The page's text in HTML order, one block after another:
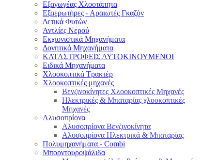
Εξαγωγέας Χλοοτάπητα
Εξαερωτήρες - Αραιωτές Γκαζόν
Δετικά Φυτών
Αντλίες Νερού
Εκχιονιστικά Μηχανήματα
Δονητικά Μηχανήματα
ΚΑΤΑΣΤΡΟΦΕΙΣ ΑΥΤΟΚΙΝΟΥΜΕΝΟΙ
Ειδικά Μηχανήματα
Χλοοκοπτικά Τρακτέρ
Χλοοκοπτικές μηχανές
Βενζινοκίνητες Χλοοκοπτικές Μηχανές
Ηλεκτρικές & Μπαταρίας χλοοκοπτικές
Μηχανές
Αλυσοπρίονα
Αλυσοπρίονα Βενζινοκίνητα
Αλυσοπρίονα Ηλεκτρικά & Μπαταρίας
Πολυμηχανήματα - Combi
Μπορντουροψάλιδα